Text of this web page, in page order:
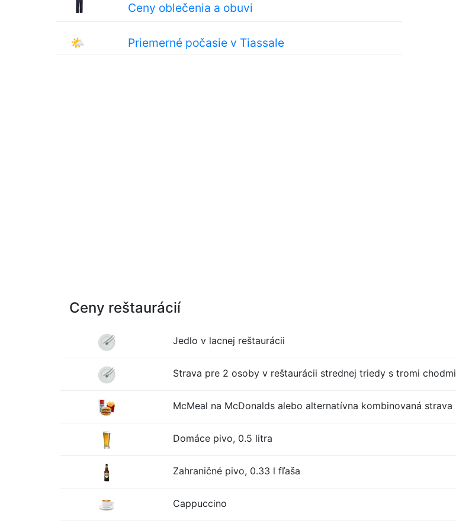
Ceny oblečenia a obuvi
🌤 Priemerné počasie v Tiassale
Ceny reštaurácií
Jedlo v lacnej reštaurácii
Strava pre 2 osoby v reštaurácii strednej triedy s tromi chodmi
McMeal na McDonalds alebo alternatívna kombinovaná strava
Domáce pivo, 0.5 litra
Zahraničné pivo, 0.33 l fľaša
Cappuccino